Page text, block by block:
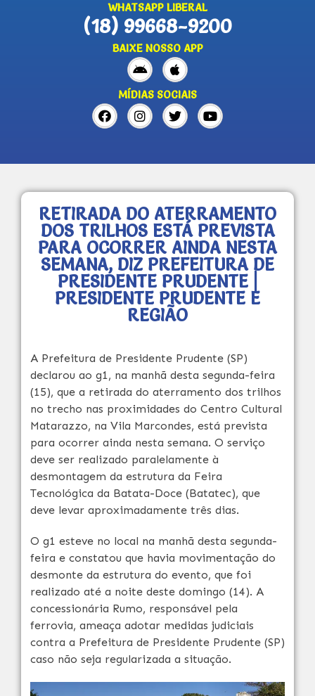
WHATSAPP LIBERAL
(18) 99668-9200
BAIXE NOSSO APP
MÍDIAS SOCIAIS
RETIRADA DO ATERRAMENTO
DOS TRILHOS ESTÁ PREVISTA
PARA OCORRER AINDA NESTA
SEMANA, DIZ PREFEITURA DE
PRESIDENTE PRUDENTE |
PRESIDENTE PRUDENTE E
REGIÃO
A Prefeitura de Presidente Prudente (SP)
declarou ao g1, na manhã desta segunda-feira
(15), que a retirada do aterramento dos trilhos
no trecho nas proximidades do Centro Cultural
Matarazzo, na Vila Marcondes, está prevista
para ocorrer ainda nesta semana. O serviço
deve ser realizado paralelamente à
desmontagem da estrutura da Feira
Tecnológica da Batata-Doce (Batatec), que
deve levar aproximadamente três dias.
O g1 esteve no local na manhã desta segunda-
feira e constatou que havia movimentação do
desmonte da estrutura do evento, que foi
realizado até a noite deste domingo (14). A
concessionária Rumo, responsável pela
ferrovia, ameaça adotar medidas judiciais
contra a Prefeitura de Presidente Prudente (SP)
caso não seja regularizada a situação.